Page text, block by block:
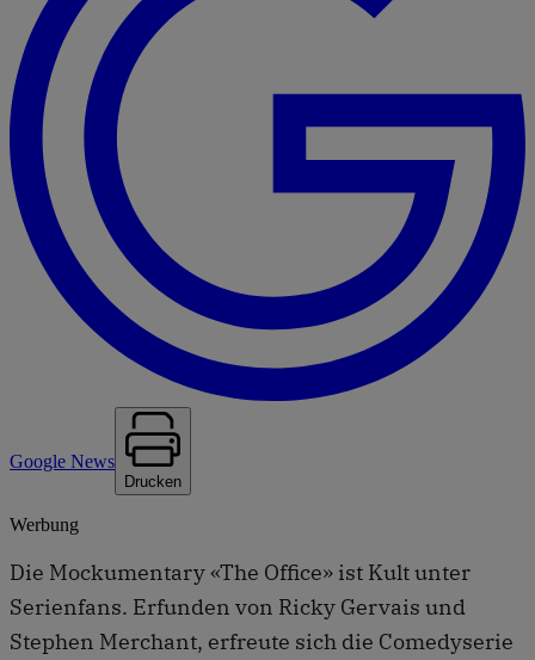
Google News
Drucken
Werbung
Die Mockumentary «The Office» ist Kult unter
Serienfans. Erfunden von Ricky Gervais und
Stephen Merchant, erfreute sich die Comedyserie